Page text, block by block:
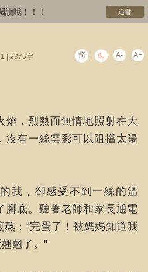
讀哦！！！ 追書
| 2375字 简 A- A+
焰，烈熱而無情地照射在大
沒有一絲雲彩可以阻擋太陽
我，卻感受不到一絲的溫
腳底。聽著老師和家長通電
：“完蛋了！被媽媽知道我
翹了。”